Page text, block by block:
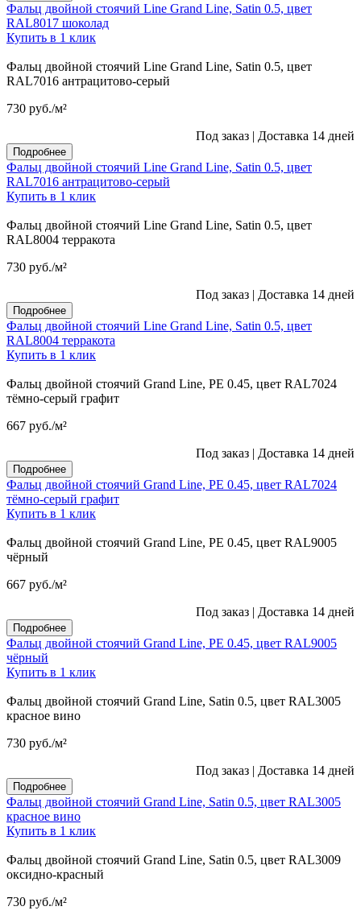
Фальц двойной стоячий Line Grand Line, Satin 0.5, цвет
RAL8017 шоколад
Купить в 1 клик
Фальц двойной стоячий Line Grand Line, Satin 0.5, цвет
RAL7016 антрацитово-серый
730 руб./м²
Под заказ | Доставка 14 дней
Подробнее
Фальц двойной стоячий Line Grand Line, Satin 0.5, цвет
RAL7016 антрацитово-серый
Купить в 1 клик
Фальц двойной стоячий Line Grand Line, Satin 0.5, цвет
RAL8004 терракота
730 руб./м²
Под заказ | Доставка 14 дней
Подробнее
Фальц двойной стоячий Line Grand Line, Satin 0.5, цвет
RAL8004 терракота
Купить в 1 клик
Фальц двойной стоячий Grand Line, PE 0.45, цвет RAL7024
тёмно-серый графит
667 руб./м²
Под заказ | Доставка 14 дней
Подробнее
Фальц двойной стоячий Grand Line, PE 0.45, цвет RAL7024
тёмно-серый графит
Купить в 1 клик
Фальц двойной стоячий Grand Line, PE 0.45, цвет RAL9005
чёрный
667 руб./м²
Под заказ | Доставка 14 дней
Подробнее
Фальц двойной стоячий Grand Line, PE 0.45, цвет RAL9005
чёрный
Купить в 1 клик
Фальц двойной стоячий Grand Line, Satin 0.5, цвет RAL3005
красное вино
730 руб./м²
Под заказ | Доставка 14 дней
Подробнее
Фальц двойной стоячий Grand Line, Satin 0.5, цвет RAL3005
красное вино
Купить в 1 клик
Фальц двойной стоячий Grand Line, Satin 0.5, цвет RAL3009
оксидно-красный
730 руб./м²